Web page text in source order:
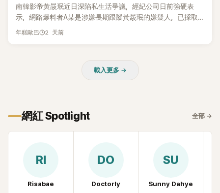
上，早在 2006 年，李智惠就為了證明自己沒有「隆乳」，真的
召開了一場泳裝記者招待會。當時她穿著比基尼站在一排攝影
這段為平息爭議、直接公開腋下畫面自證清白的往事再度被提
《脫掉鞋子恢單4Men》 中，親自公開那張當年引發話題的「腋下
智英兩位女成員，以及張錫炫、Chris Kim 兩位男成員組成。不
過後來爆出長達四年的團內霸凌風波，甚至傳出徐智英母親對
藝圈。據悉，她當年能加入 S#arp，也與 李尚敏 的賞識有關。
目，她經營的 YouTube 頻道也即將突破百萬訂閱，近年內容深
南韓影帝黃晸珉近日深陷私生活爭議，經紀公司日前強硬表
示，網路爆料者A某是涉嫌長期跟蹤黃晸珉的嫌疑人，已採取
法律行動。不過，A某並未因此停止發聲，5日再度透過社群平
年糕歐巴 2 天前
載入更多 →
網紅 Spotlight 全部 →
RI
Risabae
DO
Doctorly
SU
Sunny Dahye